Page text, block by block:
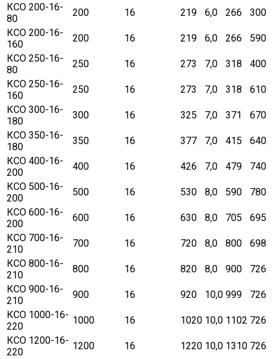
КСО 200-16-
80
200 16 219 6,0 266
300
КСО 200-16-
160
200 16 219 6,0 266
590
КСО 250-16-
80
250 16 273 7,0 318
400
КСО 250-16-
160
250 16 273 7,0 318
610
КСО 300-16-
180
300 16 325 7,0 371
670
КСО 350-16-
180
350 16 377 7,0 415
640
КСО 400-16-
200
400 16 426 7,0 479
740
КСО 500-16-
200
500 16 530 8,0 590
780
КСО 600-16-
200
600 16 630 8,0 705
695
КСО 700-16-
210
700 16 720 8,0 800
698
КСО 800-16-
210
800 16 820 8,0 900
726
КСО 900-16-
210
900 16 920 10,0 999
726
КСО 1000-16-
220
1000 16 1020 10,0 1102 726
КСО 1200-16-
220
1200 16 1220 10,0 1310 726